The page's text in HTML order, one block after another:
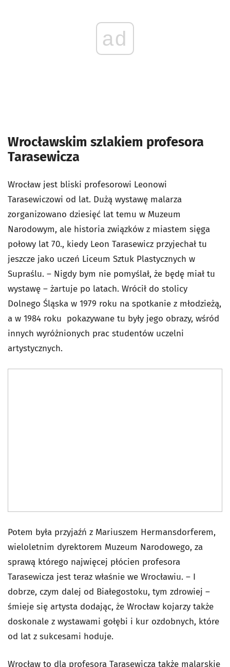
ad
Wrocławskim szlakiem profesora
Tarasewicza
Wrocław jest bliski profesorowi Leonowi
Tarasewiczowi od lat. Dużą wystawę malarza
zorganizowano dziesięć lat temu w Muzeum
Narodowym, ale historia związków z miastem sięga
połowy lat 70., kiedy Leon Tarasewicz przyjechał tu
jeszcze jako uczeń Liceum Sztuk Plastycznych w
Supraślu. – Nigdy bym nie pomyślał, że będę miał tu
wystawę – żartuje po latach. Wrócił do stolicy
Dolnego Śląska w 1979 roku na spotkanie z młodzieżą,
a w 1984 roku pokazywane tu były jego obrazy, wśród
innych wyróżnionych prac studentów uczelni
artystycznych.
Potem była przyjaźń z Mariuszem Hermansdorferem,
wieloletnim dyrektorem Muzeum Narodowego, za
sprawą którego najwięcej płócien profesora
Tarasewicza jest teraz właśnie we Wrocławiu. – I
dobrze, czym dalej od Białegostoku, tym zdrowiej –
śmieje się artysta dodając, że Wrocław kojarzy także
doskonale z wystawami gołębi i kur ozdobnych, które
od lat z sukcesami hoduje.
Wrocław to dla profesora Tarasewicza także malarskie